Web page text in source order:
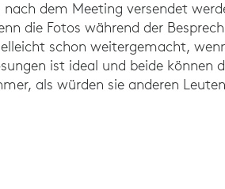
dem Meeting versendet
die Fotos während der
schon weitergemacht,
ist ideal und beide können
als würden sie anderen